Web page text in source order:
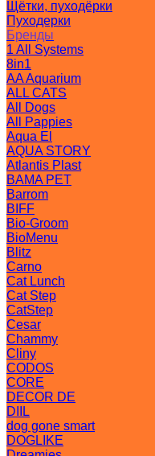
Щётки, пуходёрки
Пуходерки
Бренды
1 All Systems
8in1
AA Aquarium
ALL CATS
All Dogs
All Pappies
Aqua El
AQUA STORY
Atlantis Plast
BAMA PET
Barrom
BIFF
Bio-Groom
BioMenu
Blitz
Carno
Cat Lunch
Cat Step
CatStep
Cesar
Chammy
Cliny
CODOS
CORE
DECOR DE
DIIL
dog gone smart
DOGLIKE